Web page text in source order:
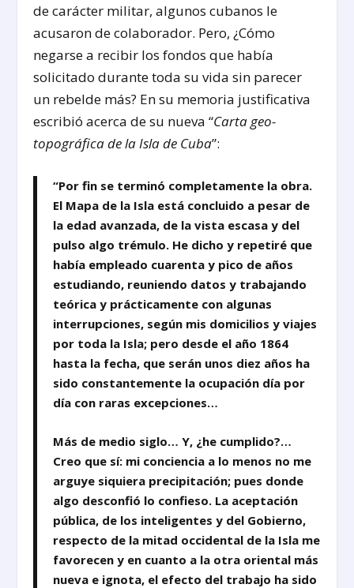
de carácter militar, algunos cubanos le
acusaron de colaborador. Pero, ¿Cómo
negarse a recibir los fondos que había
solicitado durante toda su vida sin parecer
un rebelde más? En su memoria justificativa
escribió acerca de su nueva “Carta geo-
topográfica de la Isla de Cuba”:
“Por fin se terminó completamente la obra.
El Mapa de la Isla está concluido a pesar de
la edad avanzada, de la vista escasa y del
pulso algo trémulo. He dicho y repetiré que
había empleado cuarenta y pico de años
estudiando, reuniendo datos y trabajando
teórica y prácticamente con algunas
interrupciones, según mis domicilios y viajes
por toda la Isla; pero desde el año 1864
hasta la fecha, que serán unos diez años ha
sido constantemente la ocupación día por
día con raras excepciones…
Más de medio siglo… Y, ¿he cumplido?…
Creo que sí: mi conciencia a lo menos no me
arguye siquiera precipitación; pues donde
algo desconfió lo confieso. La aceptación
pública, de los inteligentes y del Gobierno,
respecto de la mitad occidental de la Isla me
favorecen y en cuanto a la otra oriental más
nueva e ignota, el efecto del trabajo ha sido